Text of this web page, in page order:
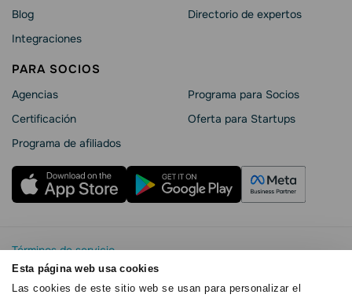
Esta página web usa cookies
Las cookies de este sitio web se usan para personalizar el
Blog
Integraciones
Directorio de expertos
PARA SOCIOS
Agencias
Certificación
Programa de afiliados
Programa para Socios
Oferta para Startups
Términos de servicio
Política de privacidad
SendPulse Seguridad La